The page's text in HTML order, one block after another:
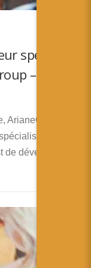
spécialisé
– Saint-
ArianeGroup
en
de développer les